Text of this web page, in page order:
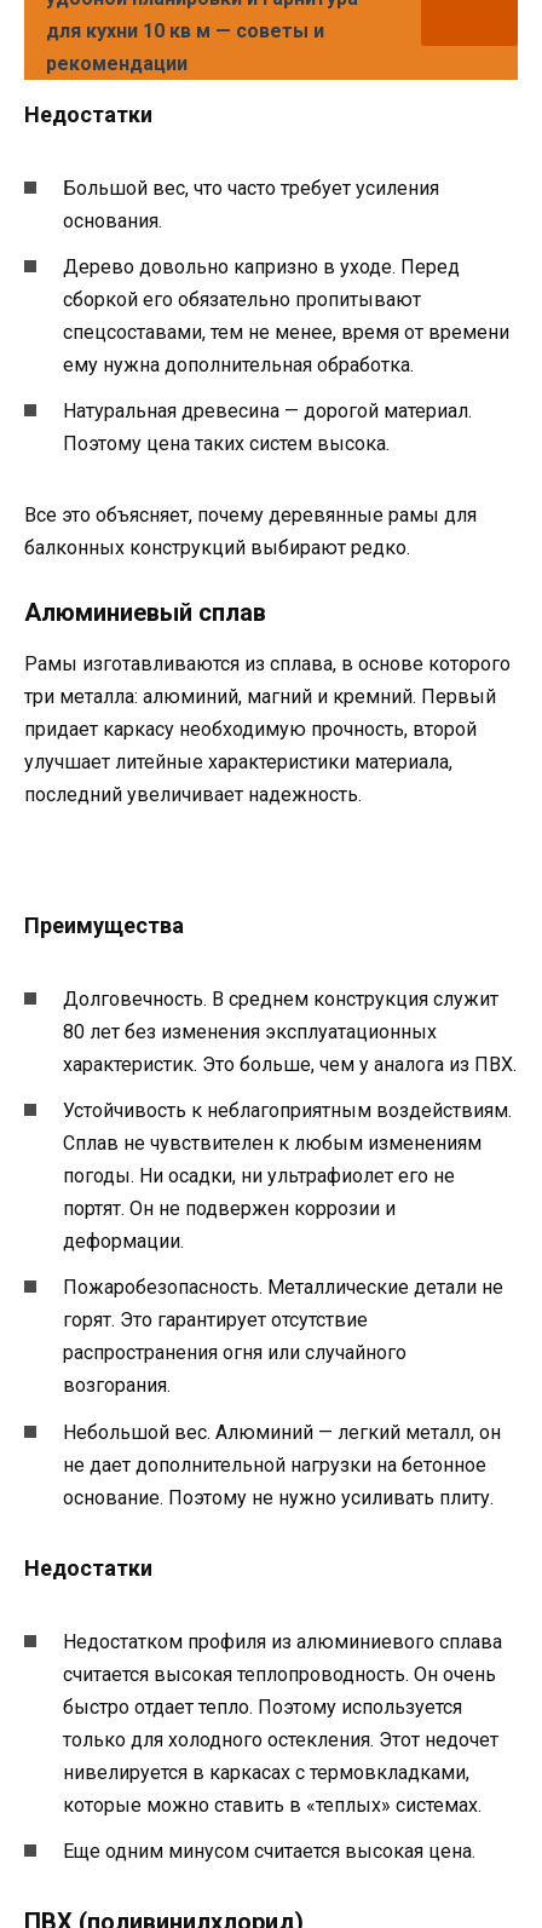
для кухни 10 кв м — советы и
рекомендации
Недостатки
Большой вес, что часто требует усиления
основания.
Дерево довольно капризно в уходе. Перед
сборкой его обязательно пропитывают
спецсоставами, тем не менее, время от времени
ему нужна дополнительная обработка.
Натуральная древесина — дорогой материал.
Поэтому цена таких систем высока.
Все это объясняет, почему деревянные рамы для
балконных конструкций выбирают редко.
Алюминиевый сплав
Рамы изготавливаются из сплава, в основе которого
три металла: алюминий, магний и кремний. Первый
придает каркасу необходимую прочность, второй
улучшает литейные характеристики материала,
последний увеличивает надежность.
Преимущества
Долговечность. В среднем конструкция служит
80 лет без изменения эксплуатационных
характеристик. Это больше, чем у аналога из ПВХ.
Устойчивость к неблагоприятным воздействиям.
Сплав не чувствителен к любым изменениям
погоды. Ни осадки, ни ультрафиолет его не
портят. Он не подвержен коррозии и
деформации.
Пожаробезопасность. Металлические детали не
горят. Это гарантирует отсутствие
распространения огня или случайного
возгорания.
Небольшой вес. Алюминий — легкий металл, он
не дает дополнительной нагрузки на бетонное
основание. Поэтому не нужно усиливать плиту.
Недостатки
Недостатком профиля из алюминиевого сплава
считается высокая теплопроводность. Он очень
быстро отдает тепло. Поэтому используется
только для холодного остекления. Этот недочет
нивелируется в каркасах с термовкладками,
которые можно ставить в «теплых» системах.
Еще одним минусом считается высокая цена.
ПВХ (поливинилхлорид)